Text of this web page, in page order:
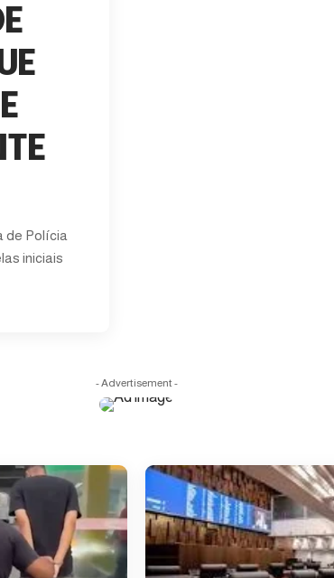
de Polícia
iniciais
- Advertisement -